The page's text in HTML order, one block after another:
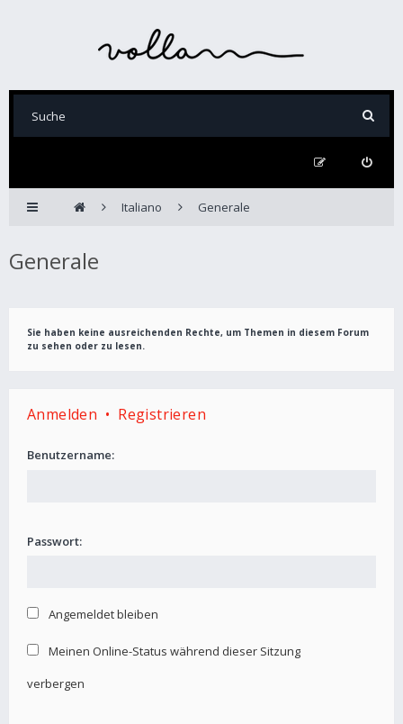
Italiano Generale
Generale
Sie haben keine ausreichenden Rechte, um Themen in diesem Forum
zu sehen oder zu lesen.
Anmelden • Registrieren
Benutzername:
Passwort:
Angemeldet bleiben
Meinen Online-Status während dieser Sitzung
verbergen